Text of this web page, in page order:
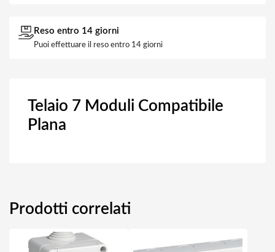
Reso entro 14 giorni
Puoi effettuare il reso entro 14 giorni
Telaio 7 Moduli Compatibile
Plana
Prodotti correlati